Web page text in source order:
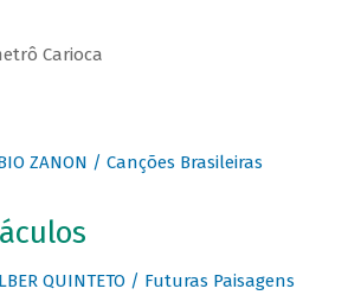
Carioca
ZANON / Canções Brasileiras
QUINTETO / Futuras Paisagens